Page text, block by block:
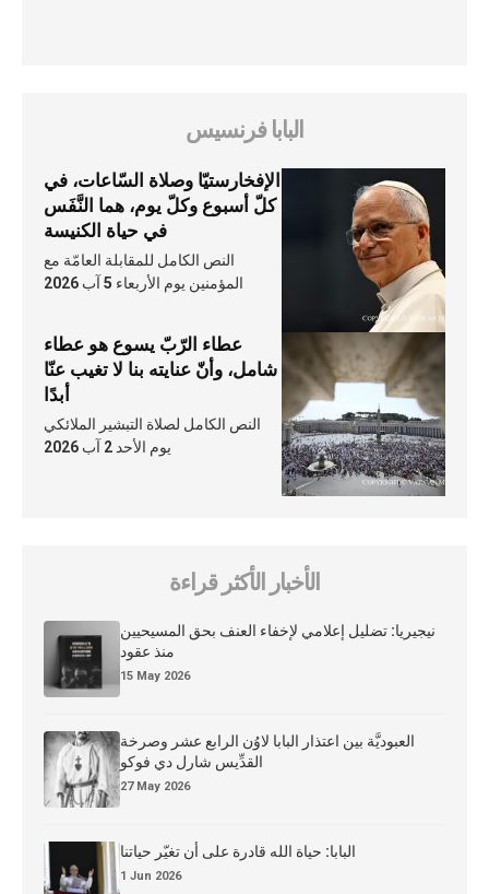
البابا فرنسيس
الإفخارستيّا وصلاة السّاعات، في
كلّ أسبوع وكلّ يوم، هما النَّفَس
في حياة الكنيسة
النص الكامل للمقابلة العامّة مع
المؤمنين يوم الأربعاء 5 آب 2026
عطاء الرّبّ يسوع هو عطاء
شامل، وأنّ عنايته بنا لا تغيب عنّا
أبدًا
النص الكامل لصلاة التبشير الملائكي
يوم الأحد 2 آب 2026
الأخبار الأكثر قراءة
نيجيريا: تضليل إعلامي لإخفاء العنف بحق المسيحيين
منذ عقود
15 May 2026
العبوديَّة بين اعتذار البابا لاوُن الرابع عشر وصرخة
القدِّيس شارل دي فوكو
27 May 2026
البابا: حياة الله قادرة على أن تغيّر حياتنا
1 Jun 2026